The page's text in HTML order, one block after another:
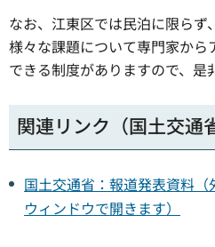
なお、江東区では民泊に限らず
様々な課題について専門家か
できる制度がありますので、是
関連リンク（国土交通
国土交通省：報道発表資料
ウィンドウで開きます）